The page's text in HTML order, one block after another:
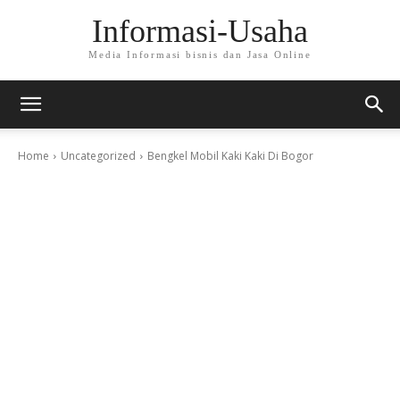
Informasi-Usaha
Media Informasi bisnis dan Jasa Online
Home Uncategorized Bengkel Mobil Kaki Kaki Di Bogor